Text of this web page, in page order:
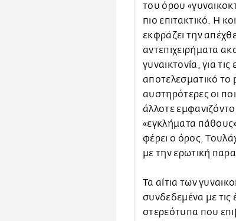
του όρου
πιο επιτακτικό. Η
εκφράζει την
αντεπιχειρήματα
γυναικτονία, για
αποτελεσματικό το
αυστηρότερες οι
άλλοτε
«εγκλήματα
φέρει ο όρος.
με την ερωτική
Τα αίτια των
συνδεδεμένα με τις
στερεότυπα που